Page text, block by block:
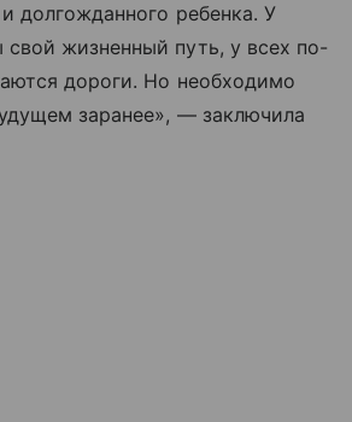
долгожданного ребенка. У
жизненный путь, у всех по-
дороги. Но необходимо
заранее», — заключила